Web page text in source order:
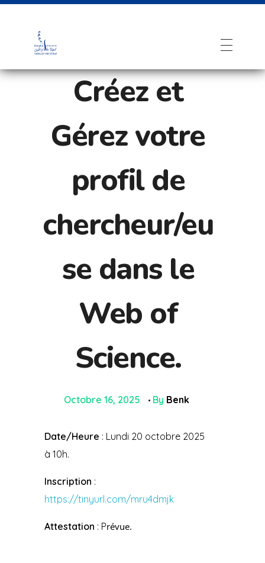
Créez et
Gérez votre
profil de
chercheur/eu
se dans le
Web of
Science.
Octobre 16, 2025 By Benk
Date/Heure : Lundi 20 octobre 2025
à 10h.
Inscription :
https://tinyurl.com/mru4dmjk
Attestation : Prévue.